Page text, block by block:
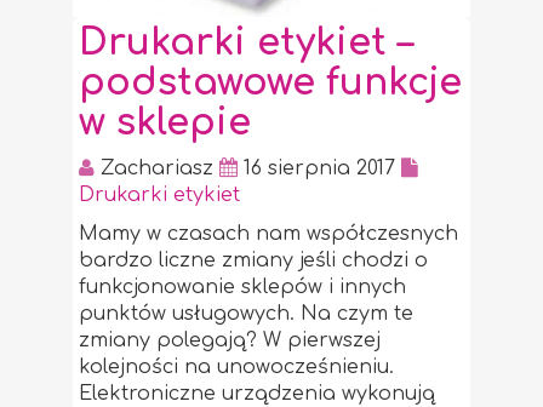
Drukarki etykiet –
podstawowe funkcje
w sklepie
Zachariasz
16 sierpnia 2017
Drukarki etykiet
Mamy w czasach nam współczesnych
bardzo liczne zmiany jeśli chodzi o
funkcjonowanie sklepów i innych
punktów usługowych. Na czym te
zmiany polegają? W pierwszej
kolejności na unowocześnieniu.
Elektroniczne urządzenia wykonują